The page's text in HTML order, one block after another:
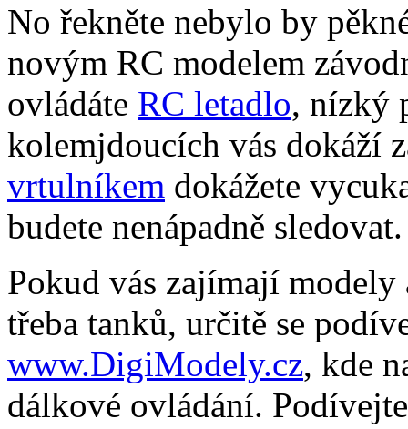
No řekněte nebylo by
novým RC modelem
ovládáte RC letadlo, nízký
kolemjdoucích vás dokáží
vrtulníkem dokážete
budete nenápadně sledovat.
Pokud vás zajímají
třeba tanků, určitě se
www.DigiModely.cz, kde
dálkové ovládání.